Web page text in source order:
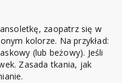
zaopatrz się w
kolorze. Na przykład:
(lub beżowy). Jeśli
Zasada tkania, jak